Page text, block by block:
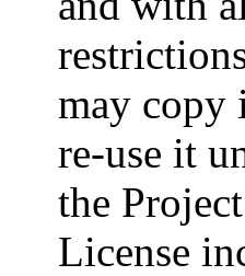
may copy
re-use it
the
License